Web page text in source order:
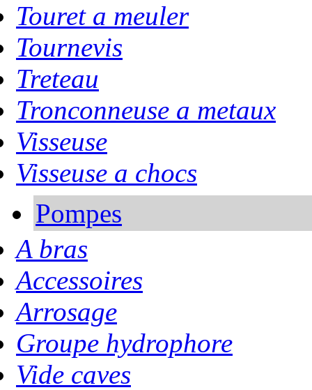
Touret a meuler
Tournevis
Treteau
Tronconneuse a metaux
Visseuse
Visseuse a chocs
Pompes
A bras
Accessoires
Arrosage
Groupe hydrophore
Vide caves